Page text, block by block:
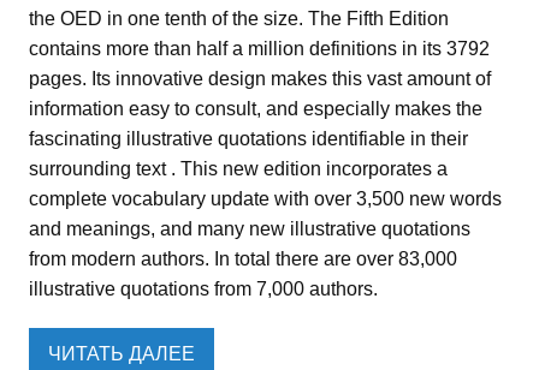
the OED in one tenth of the size. The Fifth Edition
contains more than half a million definitions in its 3792
pages. Its innovative design makes this vast amount of
information easy to consult, and especially makes the
fascinating illustrative quotations identifiable in their
surrounding text . This new edition incorporates a
complete vocabulary update with over 3,500 new words
and meanings, and many new illustrative quotations
from modern authors. In total there are over 83,000
illustrative quotations from 7,000 authors.
ЧИТАТЬ ДАЛЕЕ